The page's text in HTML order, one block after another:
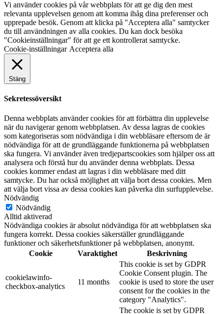
Vi använder cookies på vår webbplats för att ge dig den mest
relevanta upplevelsen genom att komma ihåg dina preferenser och
upprepade besök. Genom att klicka på "Acceptera alla" samtycker
du till användningen av alla cookies. Du kan dock besöka
"Cookieinställningar" för att ge ett kontrollerat samtycke.
Cookie-inställningar Acceptera alla
Stäng
Sekretessöversikt
Denna webbplats använder cookies för att förbättra din upplevelse
när du navigerar genom webbplatsen. Av dessa lagras de cookies
som kategoriseras som nödvändiga i din webbläsare eftersom de är
nödvändiga för att de grundläggande funktionerna på webbplatsen
ska fungera. Vi använder även tredjepartscookies som hjälper oss att
analysera och förstå hur du använder denna webbplats. Dessa
cookies kommer endast att lagras i din webbläsare med ditt
samtycke. Du har också möjlighet att välja bort dessa cookies. Men
att välja bort vissa av dessa cookies kan påverka din surfupplevelse.
Nödvändig
Nödvändig
Alltid aktiverad
Nödvändiga cookies är absolut nödvändiga för att webbplatsen ska
fungera korrekt. Dessa cookies säkerställer grundläggande
funktioner och säkerhetsfunktioner på webbplatsen, anonymt.
Cookie
Varaktighet Beskrivning
cookielawinfo-
checkbox-analytics
11 months
This cookie is set by GDPR
Cookie Consent plugin. The
cookie is used to store the user
consent for the cookies in the
category "Analytics".
The cookie is set by GDPR